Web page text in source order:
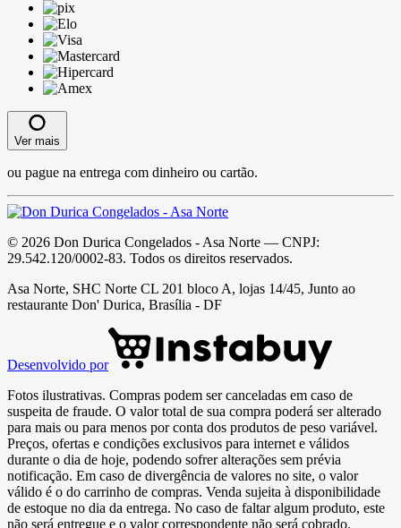
Ver mais
ou pague na entrega com dinheiro ou cartão.
© 2026 Don Durica Congelados - Asa Norte — CNPJ:
29.542.120/0002-83. Todos os direitos reservados.
Asa Norte, SHC Norte CL 201 bloco A, lojas 14/45, Junto ao
restaurante Don' Durica, Brasília - DF
Desenvolvido por
Fotos ilustrativas. Compras podem ser canceladas em caso de
suspeita de fraude. O valor total de sua compra poderá ser alterado
para mais ou para menos por conta dos produtos de peso variável.
Preços, ofertas e condições exclusivos para internet e válidos
durante o dia de hoje, podendo sofrer alterações sem prévia
notificação. Em caso de divergência de valores no site, o valor
válido é o do carrinho de compras. Venda sujeita à disponibilidade
de estoque no dia da entrega. No caso de faltar algum produto, este
não será entregue e o valor correspondente não será cobrado.